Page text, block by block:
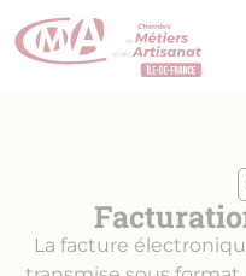
Aller
au
La facture